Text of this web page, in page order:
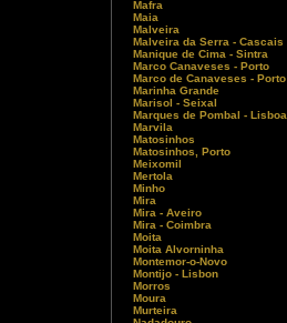
Mafra
Maia
Malveira
Malveira da Serra - Cascais
Manique de Cima - Sintra
Marco Canaveses - Porto
Marco de Canaveses - Porto
Marinha Grande
Marisol - Seixal
Marques de Pombal - Lisboa
Marvila
Matosinhos
Matosinhos, Porto
Meixomil
Mertola
Minho
Mira
Mira - Aveiro
Mira - Coimbra
Moita
Moita Alvorninha
Montemor-o-Novo
Montijo - Lisbon
Morros
Moura
Murteira